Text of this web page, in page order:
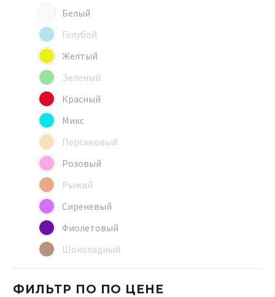
Белый
Голубой
Желтый
Зеленый
Красный
Микс
Персиковый
Розовый
Рыжий
Сиреневый
Фиолетовый
Шоколадный
ФИЛЬТР ПО ПО ЦЕНЕ